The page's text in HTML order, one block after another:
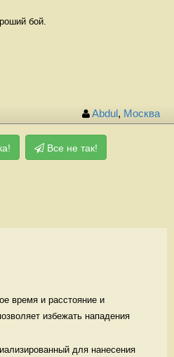
бой.
Abdul , Москва
Все не так!
время и расстояние и
избежать нападения
для нанесения